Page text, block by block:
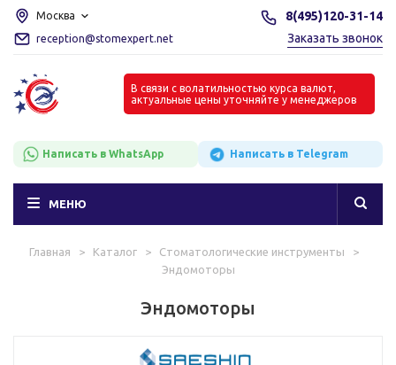
Москва
reception@stomexpert.net
8(495)120-31-14
Заказать звонок
В связи с волатильностью курса валют,
актуальные цены уточняйте у менеджеров
Написать в WhatsApp Написать в Telegram
МЕНЮ
Главная > Каталог > Стоматологические инструменты
>
Эндомоторы
Эндомоторы